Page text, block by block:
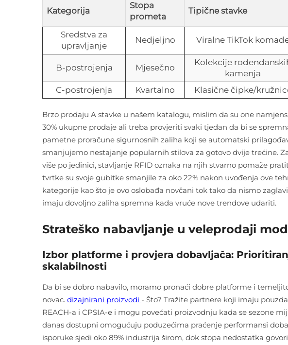
Kategorija
Stopa
prometa
Tipične stavke
Sredstva za
upravljanje
Nedjeljno Viralne TikTok
B-postrojenja Mjesečno
Kolekcije
kamenja
C-postrojenja Kvartalno Klasične čipke/
Brzo prodaju A stavke u našem katalogu, mislim da su one
30% ukupne prodaje ali treba provjeriti svaki tjedan da bi se
pametne proračune sigurnosnih zaliha koji se automatski
smanjujemo nestajanje popularnih stilova za gotovo dvije trećine.
više po jedinici, stavljanje RFID oznaka na njih stvarno pomaže
tvrtke su svoje gubitke smanjile za oko 22% nakon uvođenja ove
kategorije kao što je ovo oslobađa novčani tok tako da nismo
imaju dovoljno zaliha spremna kada vruće nove trendove udariti.
Strateško nabavljanje u veleprodaji
Izbor platforme i provjera dobavljača:
skalabilnosti
Da bi se dobro nabavilo, moramo pronaći dobre platforme i
novac. dizajnirani proizvodi - Što? Tražite partnere koji imaju
REACH-a i CPSIA-e i mogu povećati proizvodnju kada se sezone
danas dostupni omogućuju poduzećima praćenje performansi
isporuke sjedi oko 89% industrija širom, dok stopa nedostatka